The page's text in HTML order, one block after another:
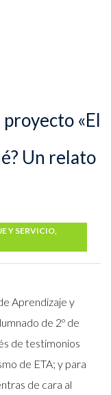
«El
Un relato
Y SERVICIO,
Aprendizaje y
de 2º de
de testimonios
de ETA; y para
de cara al